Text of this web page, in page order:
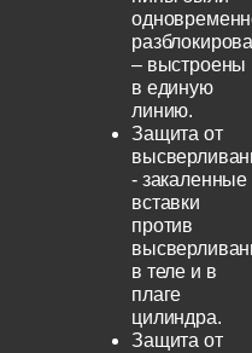
– выстроены
в единую
линию.
Защита от
- закаленные
вставки
против
в теле и в
плаге
цилиндра.
Защита от